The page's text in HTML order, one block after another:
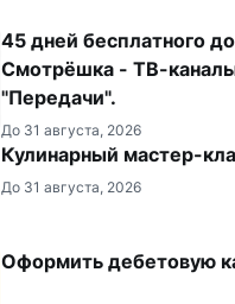
45 дней бесплатного
Смотрёшка - ТВ-
"Передачи".
До 31 августа, 2026
Кулинарный мастер-
До 31 августа, 2026
Оформить дебетовую